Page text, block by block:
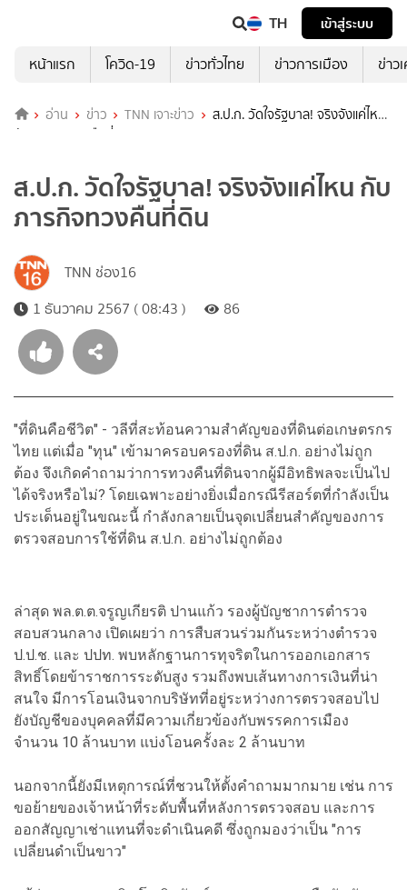
TH
เข้าสู่ระบบ
หน้าแรก
โควิด-19 ข่าวทั่วไทย ข่าวการเมือง ข่าว
อ่าน ข่าว TNN เจาะข่าว
ส.ป.ก. วัดใจรัฐบาล! จริงจังแค่ไหน
กับภารกิจทวงคืนที่ดิน
ส.ป.ก. วัดใจรัฐบาล! จริงจังแค่ไหน กับ
ภารกิจทวงคืนที่ดิน
TNN ช่อง16
1 ธันวาคม 2567 ( 08:43 )
86
"ที่ดินคือชีวิต" - วลีที่สะท้อนความสำคัญของที่ดินต่อเกษตรกร
ไทย แต่เมื่อ "ทุน" เข้ามาครอบครองที่ดิน ส.ป.ก. อย่างไม่ถูก
ต้อง จึงเกิดคำถามว่าการทวงคืนที่ดินจากผู้มีอิทธิพลจะเป็นไป
ได้จริงหรือไม่? โดยเฉพาะอย่างยิ่งเมื่อกรณีรีสอร์ตที่กำลังเป็น
ประเด็นอยู่ในขณะนี้ กำลังกลายเป็นจุดเปลี่ยนสำคัญของการ
ตรวจสอบการใช้ที่ดิน ส.ป.ก. อย่างไม่ถูกต้อง
ล่าสุด พล.ต.ต.จรูญเกียรติ ปานแก้ว รองผู้บัญชาการตำรวจ
สอบสวนกลาง เปิดเผยว่า การสืบสวนร่วมกันระหว่างตำรวจ
ป.ป.ช. และ ปปท. พบหลักฐานการทุจริตในการออกเอกสาร
สิทธิ์โดยข้าราชการระดับสูง รวมถึงพบเส้นทางการเงินที่น่า
สนใจ มีการโอนเงินจากบริษัทที่อยู่ระหว่างการตรวจสอบไป
ยังบัญชีของบุคคลที่มีความเกี่ยวข้องกับพรรคการเมือง
จำนวน 10 ล้านบาท แบ่งโอนครั้งละ 2 ล้านบาท
นอกจากนี้ยังมีเหตุการณ์ที่ชวนให้ตั้งคำถามมากมาย เช่น การ
ขอย้ายของเจ้าหน้าที่ระดับพื้นที่หลังการตรวจสอบ และการ
ออกสัญญาเช่าแทนที่จะดำเนินคดี ซึ่งถูกมองว่าเป็น "การ
เปลี่ยนดำเป็นขาว"